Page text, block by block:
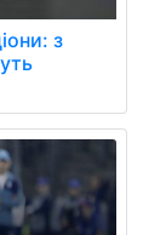
з